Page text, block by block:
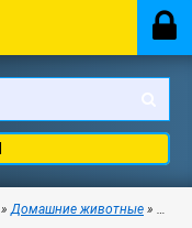
»Домашние животные »